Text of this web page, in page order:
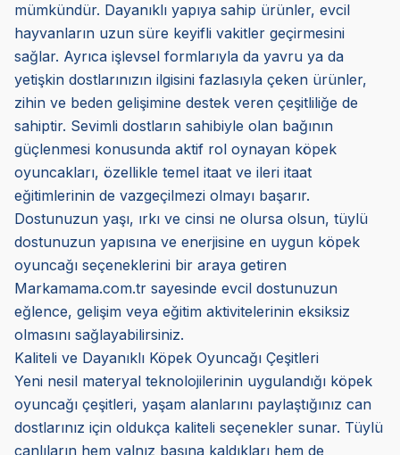
mümkündür. Dayanıklı yapıya sahip ürünler, evcil
hayvanların uzun süre keyifli vakitler geçirmesini
sağlar. Ayrıca işlevsel formlarıyla da yavru ya da
yetişkin dostlarınızın ilgisini fazlasıyla çeken ürünler,
zihin ve beden gelişimine destek veren çeşitliliğe de
sahiptir. Sevimli dostların sahibiyle olan bağının
güçlenmesi konusunda aktif rol oynayan köpek
oyuncakları, özellikle temel itaat ve ileri itaat
eğitimlerinin de vazgeçilmezi olmayı başarır.
Dostunuzun yaşı, ırkı ve cinsi ne olursa olsun, tüylü
dostunuzun yapısına ve enerjisine en uygun köpek
oyuncağı seçeneklerini bir araya getiren
Markamama.com.tr sayesinde evcil dostunuzun
eğlence, gelişim veya eğitim aktivitelerinin eksiksiz
olmasını sağlayabilirsiniz.
Kaliteli ve Dayanıklı Köpek Oyuncağı Çeşitleri
Yeni nesil materyal teknolojilerinin uygulandığı köpek
oyuncağı çeşitleri, yaşam alanlarını paylaştığınız can
dostlarınız için oldukça kaliteli seçenekler sunar. Tüylü
canlıların hem yalnız başına kaldıkları hem de